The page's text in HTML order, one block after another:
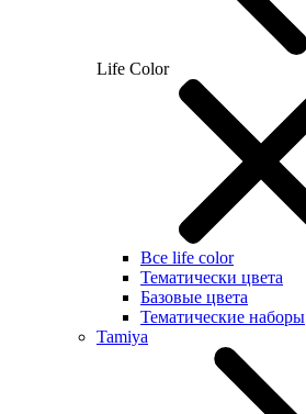
Life Color
Все life color
Тематически цвета
Базовые цвета
Тематические наборы
Tamiya